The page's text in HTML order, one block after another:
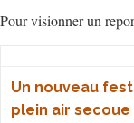
Pour visionner un
Un nouveau
plein air secoue